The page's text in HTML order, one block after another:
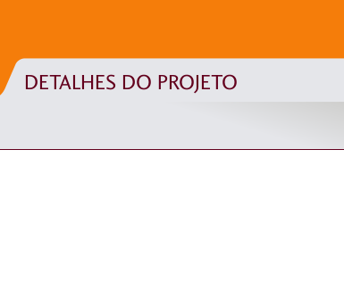
DETALHES DO PROJETO